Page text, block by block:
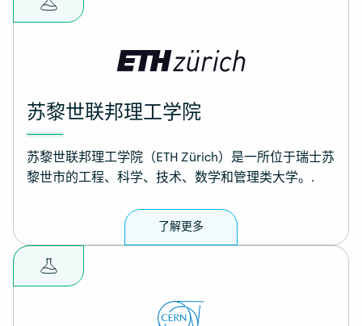
苏黎世联邦理工学院
苏黎世联邦理工学院（ETH Zürich）是一所位于瑞士苏
黎世市的工程、科学、技术、数学和管理类大学。.
了解更多